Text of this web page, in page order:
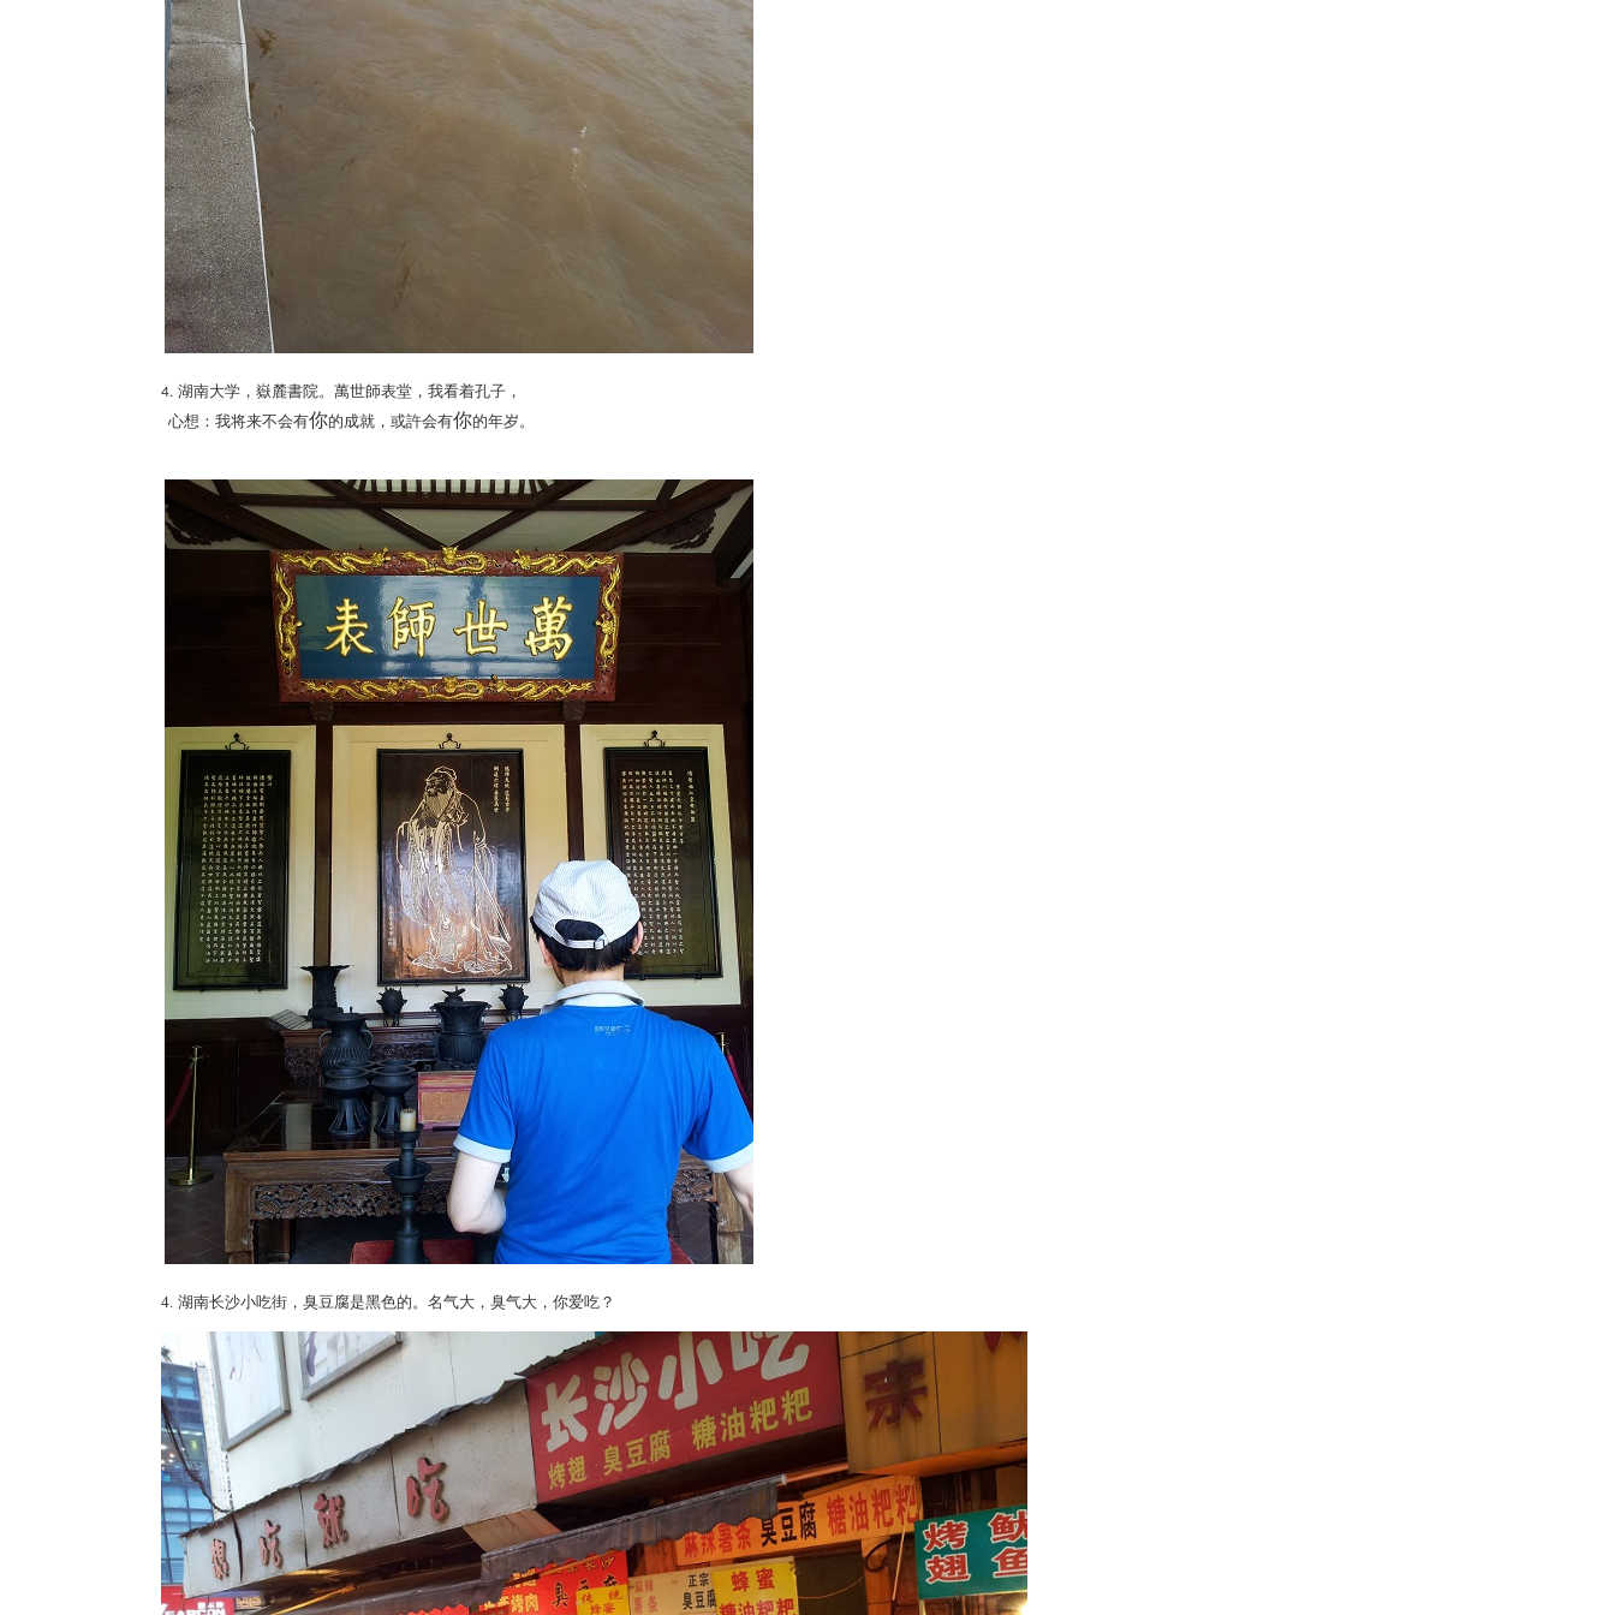
4. 湖南大学，嶽麓書院。萬世師表堂，我看着孔子，
心想：我将来不会有你的成就，或許会有你的年岁。
4. 湖南长沙小吃街，臭豆腐是黑色的。名气大，臭气大，你爱吃？